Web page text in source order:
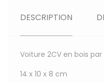
DESCRIPTION
Voiture 2CV en bois
14 x 10 x 8 cm